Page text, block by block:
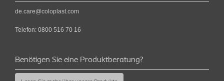
de.care@coloplast.com
Telefon: 0800 516 70 16
Benötigen Sie eine Produktberatung?